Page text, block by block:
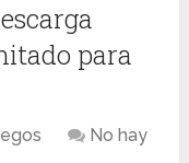
para
No hay